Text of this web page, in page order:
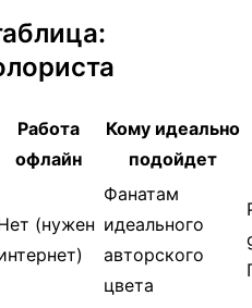
Работа
офлайн
Кому идеально
подойдет
(нужен
Фанатам
идеального
авторского
цвета